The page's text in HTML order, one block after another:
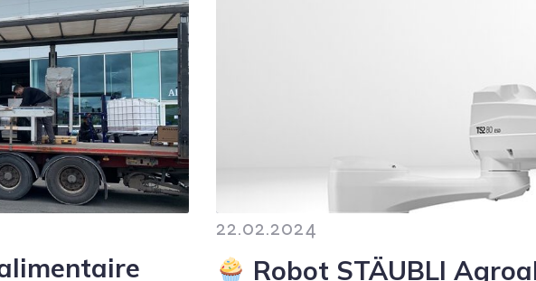
22.02.2024
Robot STÄUBLI